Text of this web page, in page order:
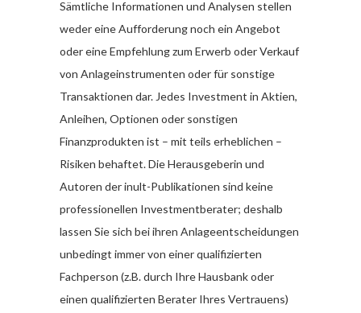
Sämtliche Informationen und Analysen stellen
weder eine Aufforderung noch ein Angebot
oder eine Empfehlung zum Erwerb oder Verkauf
von Anlageinstrumenten oder für sonstige
Transaktionen dar. Jedes Investment in Aktien,
Anleihen, Optionen oder sonstigen
Finanzprodukten ist – mit teils erheblichen –
Risiken behaftet. Die Herausgeberin und
Autoren der inult-Publikationen sind keine
professionellen Investmentberater; deshalb
lassen Sie sich bei ihren Anlageentscheidungen
unbedingt immer von einer qualifizierten
Fachperson (z.B. durch Ihre Hausbank oder
einen qualifizierten Berater Ihres Vertrauens)